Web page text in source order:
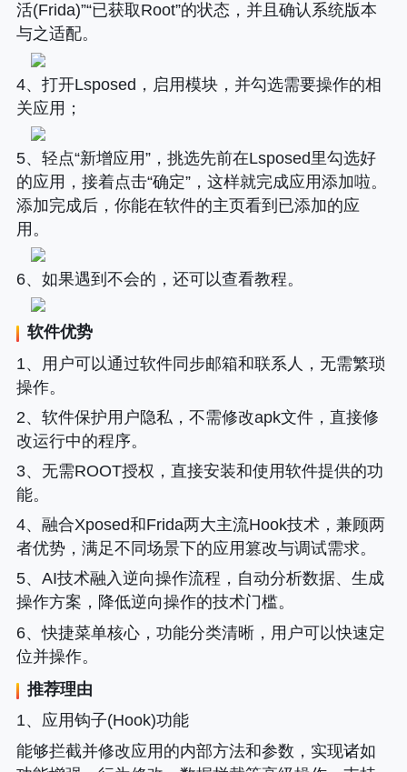
活(Frida)”“已获取Root”的状态，并且确认系统版本
与之适配。
4、打开Lsposed，启用模块，并勾选需要操作的相
关应用；
5、轻点“新增应用”，挑选先前在Lsposed里勾选好
的应用，接着点击“确定”，这样就完成应用添加啦。
添加完成后，你能在软件的主页看到已添加的应
用。
6、如果遇到不会的，还可以查看教程。
软件优势
1、用户可以通过软件同步邮箱和联系人，无需繁琐
操作。
2、软件保护用户隐私，不需修改apk文件，直接修
改运行中的程序。
3、无需ROOT授权，直接安装和使用软件提供的功
能。
4、融合Xposed和Frida两大主流Hook技术，兼顾两
者优势，满足不同场景下的应用篡改与调试需求。
5、AI技术融入逆向操作流程，自动分析数据、生成
操作方案，降低逆向操作的技术门槛。
6、快捷菜单核心，功能分类清晰，用户可以快速定
位并操作。
推荐理由
1、应用钩子(Hook)功能
能够拦截并修改应用的内部方法和参数，实现诸如